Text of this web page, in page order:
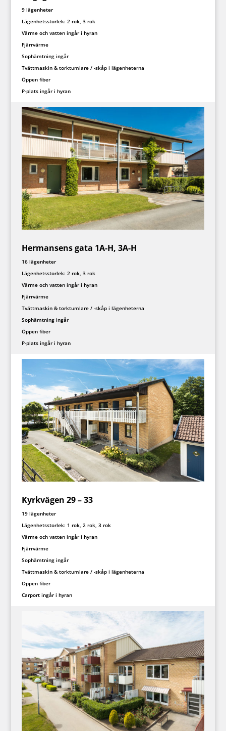
9 lägenheter
Lägenhetsstorlek: 2 rok, 3 rok
Värme och vatten ingår i hyran
Fjärrvärme
Sophämtning ingår
Tvättmaskin & torktumlare / -skåp i lägenheterna
Öppen fiber
P-plats ingår i hyran
Hermansens gata 1A-H, 3A-H
16 lägenheter
Lägenhetsstorlek: 2 rok, 3 rok
Värme och vatten ingår i hyran
Fjärrvärme
Tvättmaskin & torktumlare / -skåp i lägenheterna
Sophämtning ingår
Öppen fiber
P-plats ingår i hyran
Kyrkvägen 29 – 33
19 lägenheter
Lägenhetsstorlek: 1 rok, 2 rok, 3 rok
Värme och vatten ingår i hyran
Fjärrvärme
Sophämtning ingår
Tvättmaskin & torktumlare / -skåp i lägenheterna
Öppen fiber
Carport ingår i hyran